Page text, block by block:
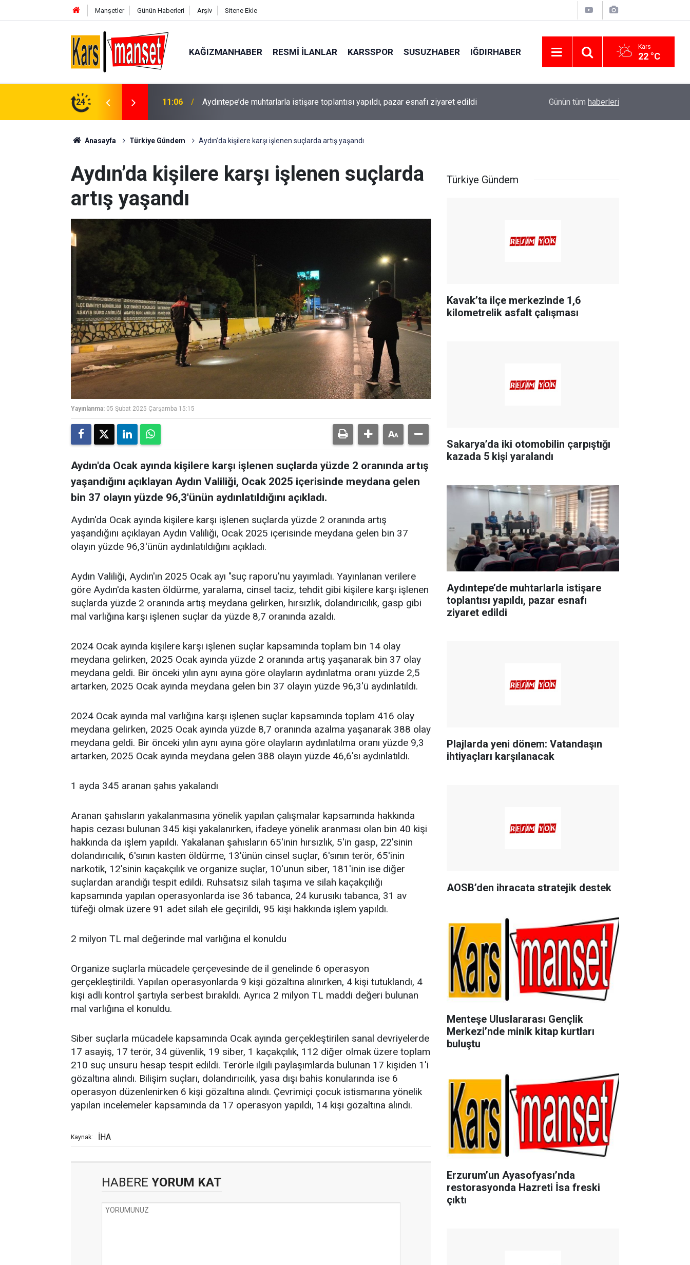
Manşetler Günün Haberleri Arşiv Sitene Ekle
KAĞIZMANHABER RESMI İLANLAR KARSSPOR SUSUZHABER IĞDIRHABER Kars
22 °C
24
11:06
Aydıntepe’de muhtarlarla istişare toplantısı yapıldı, pazar esnafı ziyaret edildi
11:06
Plajlarda yeni dönem: Vatandaşın ihtiyaçları karşılanacak AOSB’den ihracata stratejik destek
Günün tüm haberleri
Anasayfa Türkiye Gündem Aydın’da kişilere karşı işlenen suçlarda artış yaşandı
Aydın’da kişilere karşı işlenen suçlarda
artış yaşandı
Yayınlanma: 05 Şubat 2025 Çarşamba 15:15
Aydın'da Ocak ayında kişilere karşı işlenen suçlarda yüzde 2 oranında artış
yaşandığını açıklayan Aydın Valiliği, Ocak 2025 içerisinde meydana gelen
bin 37 olayın yüzde 96,3'ünün aydınlatıldığını açıkladı.
Aydın'da Ocak ayında kişilere karşı işlenen suçlarda yüzde 2 oranında artış
yaşandığını açıklayan Aydın Valiliği, Ocak 2025 içerisinde meydana gelen bin 37
olayın yüzde 96,3'ünün aydınlatıldığını açıkladı.
Aydın Valiliği, Aydın'ın 2025 Ocak ayı "suç raporu'nu yayımladı. Yayınlanan verilere
göre Aydın'da kasten öldürme, yaralama, cinsel taciz, tehdit gibi kişilere karşı işlenen
suçlarda yüzde 2 oranında artış meydana gelirken, hırsızlık, dolandırıcılık, gasp gibi
mal varlığına karşı işlenen suçlar da yüzde 8,7 oranında azaldı.
2024 Ocak ayında kişilere karşı işlenen suçlar kapsamında toplam bin 14 olay
meydana gelirken, 2025 Ocak ayında yüzde 2 oranında artış yaşanarak bin 37 olay
meydana geldi. Bir önceki yılın aynı ayına göre olayların aydınlatma oranı yüzde 2,5
artarken, 2025 Ocak ayında meydana gelen bin 37 olayın yüzde 96,3'ü aydınlatıldı.
2024 Ocak ayında mal varlığına karşı işlenen suçlar kapsamında toplam 416 olay
meydana gelirken, 2025 Ocak ayında yüzde 8,7 oranında azalma yaşanarak 388 olay
meydana geldi. Bir önceki yılın aynı ayına göre olayların aydınlatılma oranı yüzde 9,3
artarken, 2025 Ocak ayında meydana gelen 388 olayın yüzde 46,6'sı aydınlatıldı.
1 ayda 345 aranan şahıs yakalandı
Aranan şahısların yakalanmasına yönelik yapılan çalışmalar kapsamında hakkında
hapis cezası bulunan 345 kişi yakalanırken, ifadeye yönelik aranması olan bin 40 kişi
hakkında da işlem yapıldı. Yakalanan şahısların 65'inin hırsızlık, 5'in gasp, 22'sinin
dolandırıcılık, 6'sının kasten öldürme, 13'ünün cinsel suçlar, 6'sının terör, 65'inin
narkotik, 12'sinin kaçakçılık ve organize suçlar, 10'unun siber, 181'inin ise diğer
suçlardan arandığı tespit edildi. Ruhsatsız silah taşıma ve silah kaçakçılığı
kapsamında yapılan operasyonlarda ise 36 tabanca, 24 kurusıkı tabanca, 31 av
tüfeği olmak üzere 91 adet silah ele geçirildi, 95 kişi hakkında işlem yapıldı.
2 milyon TL mal değerinde mal varlığına el konuldu
Organize suçlarla mücadele çerçevesinde de il genelinde 6 operasyon
gerçekleştirildi. Yapılan operasyonlarda 9 kişi gözaltına alınırken, 4 kişi tutuklandı, 4
kişi adli kontrol şartıyla serbest bırakıldı. Ayrıca 2 milyon TL maddi değeri bulunan
mal varlığına el konuldu.
Siber suçlarla mücadele kapsamında Ocak ayında gerçekleştirilen sanal devriyelerde
17 asayiş, 17 terör, 34 güvenlik, 19 siber, 1 kaçakçılık, 112 diğer olmak üzere toplam
210 suç unsuru hesap tespit edildi. Terörle ilgili paylaşımlarda bulunan 17 kişiden 1'i
gözaltına alındı. Bilişim suçları, dolandırıcılık, yasa dışı bahis konularında ise 6
operasyon düzenlenirken 6 kişi gözaltına alındı. Çevrimiçi çocuk istismarına yönelik
yapılan incelemeler kapsamında da 17 operasyon yapıldı, 14 kişi gözaltına alındı.
Kaynak: İHA
HABERE YORUM KAT
Türkiye Gündem
Kavak’ta ilçe merkezinde 1,6
kilometrelik asfalt çalışması
Sakarya’da iki otomobilin çarpıştığı
kazada 5 kişi yaralandı
Aydıntepe’de muhtarlarla istişare
toplantısı yapıldı, pazar esnafı
ziyaret edildi
Plajlarda yeni dönem: Vatandaşın
ihtiyaçları karşılanacak
AOSB’den ihracata stratejik destek
Menteşe Uluslararası Gençlik
Merkezi’nde minik kitap kurtları
buluştu
Erzurum’un Ayasofyası’nda
restorasyonda Hazreti İsa freski
çıktı